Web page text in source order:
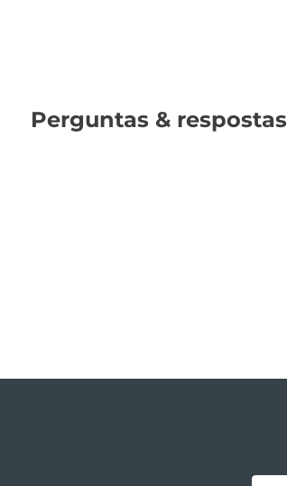
Perguntas & respostas